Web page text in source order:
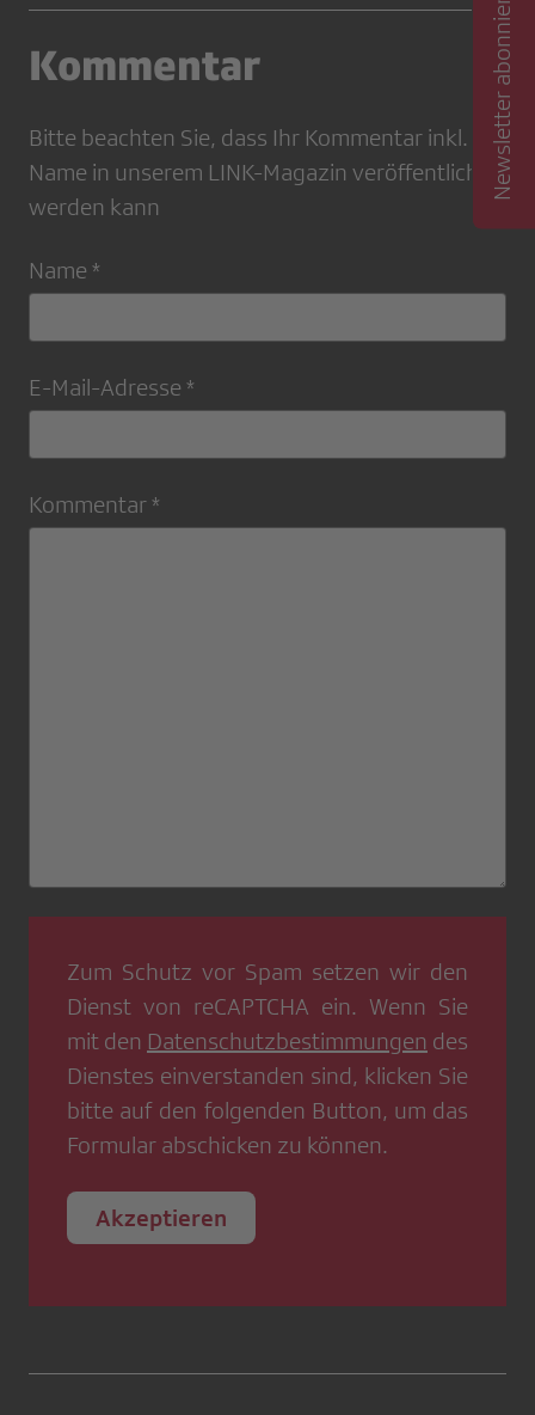
Kommentar
Bitte beachten Sie, dass Ihr Kommentar inkl.
Name in unserem LINK-Magazin veröffentlicht
werden kann
Name *
E-Mail-Adresse *
Kommentar *
Zum Schutz vor Spam setzen wir den
Dienst von reCAPTCHA ein. Wenn Sie
mit den Datenschutzbestimmungen des
Dienstes einverstanden sind, klicken Sie
bitte auf den folgenden Button, um das
Formular abschicken zu können.
Akzeptieren
Newsletter abonnieren